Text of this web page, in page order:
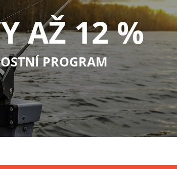
AŽ 12 %
PROGRAM